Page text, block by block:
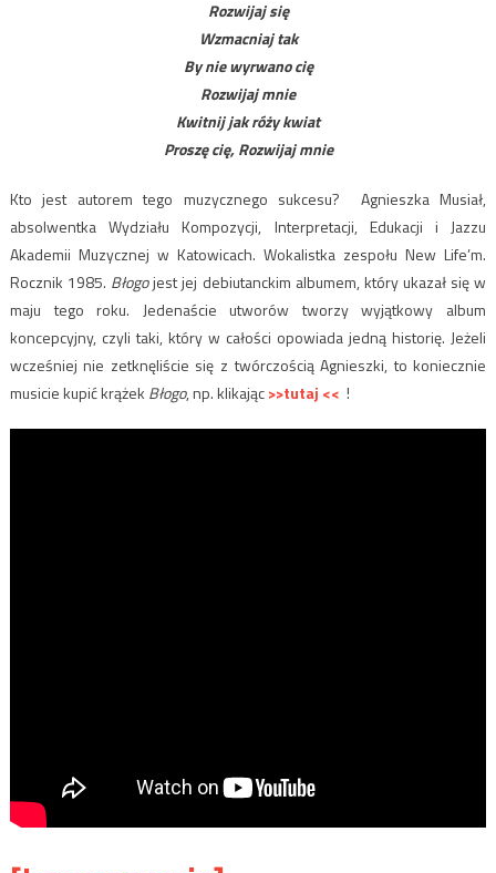
Rozwijaj się
Wzmacniaj tak
By nie wyrwano cię
Rozwijaj mnie
Kwitnij jak róży kwiat
Proszę cię, Rozwijaj mnie
Kto jest autorem tego muzycznego sukcesu? Agnieszka Musiał,
absolwentka Wydziału Kompozycji, Interpretacji, Edukacji i Jazzu
Akademii Muzycznej w Katowicach. Wokalistka zespołu New Life’m.
Rocznik 1985. Błogojest jej debiutanckim albumem, który ukazał się w
maju tego roku. Jedenaście utworów tworzy wyjątkowy album
koncepcyjny, czyli taki, który w całości opowiada jedną historię. Jeżeli
wcześniej nie zetknęliście się z twórczością Agnieszki, to koniecznie
musicie kupić krążek Błogo, np. klikając>>tutaj << !